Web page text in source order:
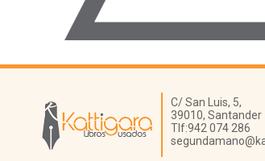
Librería Kattigara
C/ San Luis, 5,
39010, Santander
Tlf:942 074 286